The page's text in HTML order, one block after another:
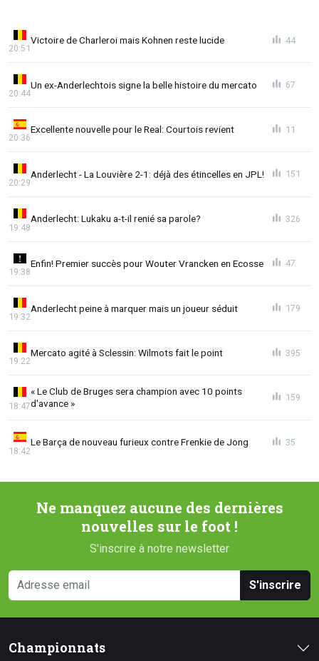
Victoire de Charleroi mais Kohnen reste lucide
20:51
44
Un ex-Anderlechtois signe la belle histoire du mercato
20:44
67
Excellente nouvelle pour le Real: Courtois revient
20:36
11
Anderlecht - La Louvière 2-1: déjà des étincelles en JPL!
20:29
151
Anderlecht: Lukaku a-t-il renié sa parole?
19:48
326
Enfin! Premier succès pour Wouter Vrancken en Ecosse
19:38
47
Anderlecht peine à marquer mais un joueur séduit
19:32
179
Mercato agité à Sclessin: Wilmots fait le point
19:22
395
« Le Club de Bruges sera champion avec 10 points
d'avance »
18:47
159
Le Barça de nouveau furieux contre Frenkie de Jong
18:42
35
Ne manquez aucune des dernières
nouvelles sur le foot !
S'inscrire à notre newsletter
S'inscrire
Championnats